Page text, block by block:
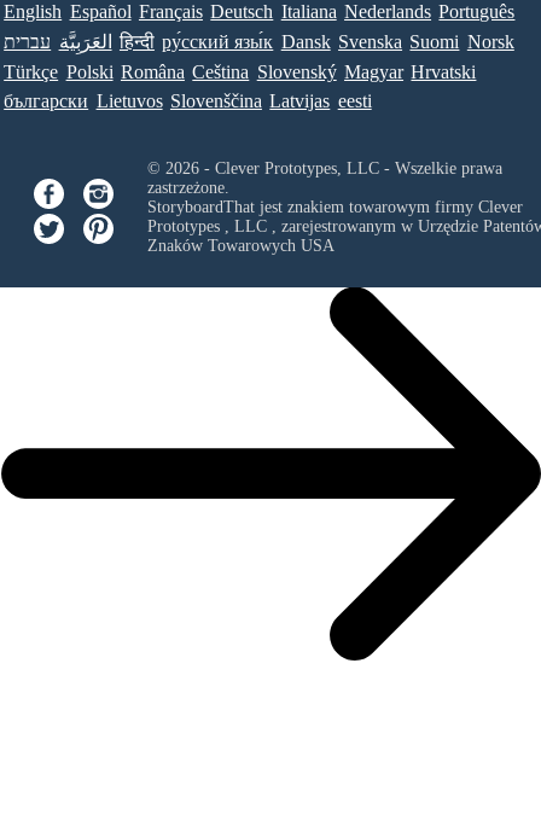
English Español Français Deutsch Italiana Nederlands Português
עברית العَرَبِيَّة हिन्दी ру́сский язы́к Dansk Svenska Suomi Norsk
Türkçe Polski Româna Ceština Slovenský Magyar Hrvatski
български Lietuvos Slovenščina Latvijas eesti
© 2026 - Clever Prototypes, LLC - Wszelkie prawa
zastrzeżone.
StoryboardThat jest znakiem towarowym firmy Clever
Prototypes , LLC, zarejestrowanym w Urzędzie
Znaków Towarowych USA